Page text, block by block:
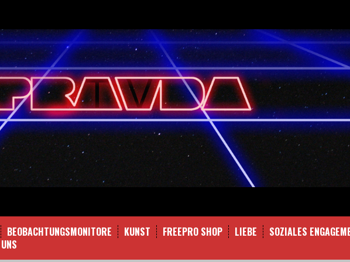
BEOBACHTUNGSMONITORE KUNST FREEPRO SHOP LIEBE
SOZIALES